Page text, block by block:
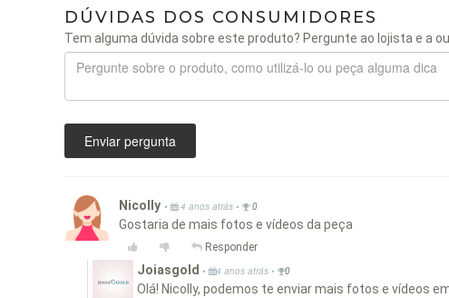
DÚVIDAS DOS CONSUMIDORES
Tem alguma dúvida sobre este produto? Pergunte ao lojista e a
Enviar pergunta
Nicolly • 4 anos atrás • 0
Gostaria de mais fotos e vídeos da peça
Responder
Joiasgold • 4 anos atrás • 0
Olá! Nicolly, podemos te enviar mais fotos e vídeos